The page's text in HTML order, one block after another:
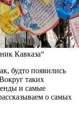
Кавказа“
будто появились
таких
и самые
о самых